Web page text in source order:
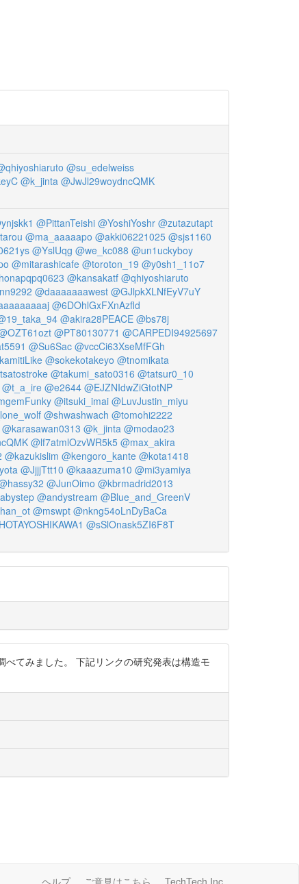
@su_edelweiss
@k_jinta @JwJl29woydncQMK
@PittanTeishi @YoshiYoshr @zutazutapt
@ma_aaaaapo @akki06221025 @sjs1160
@YslUqg @we_kc088 @un1uckyboy
@mitarashicafe @toroton_19 @y0sh1_11o7
@kansakatf @qhiyoshiaruto
@daaaaaaawest @GJlpkXLNfEyV7uY
@6DOhlGxFXnAzfld
@akira28PEACE @bs78j
@PT80130771 @CARPEDI94925697
@Su6Sac @vccCi63XseMfFGh
@sokekotakeyo @tnomikata
@takumi_sato0316 @tatsur0_10
@t_a_ire @e2644 @EJZNIdwZiGtotNP
@itsuki_imai @LuvJustin_miyu
@shwashwach @tomohi2222
@karasawan0313 @k_jinta @modao23
@lf7atmlOzvWR5k5 @max_akira
@kazukislim @kengoro_kante @kota1418
@JjjjTtt10 @kaaazuma10 @mi3yamiya
@JunOimo @kbrmadrid2013
@andystream @Blue_and_GreenV
@mswpt @nkng54oLnDyBaCa
@sSlOnask5ZI6F8T
てみました。 下記リンクの研究発表は構造モ
ヘルプ ご意見はこちら TechTech Inc.